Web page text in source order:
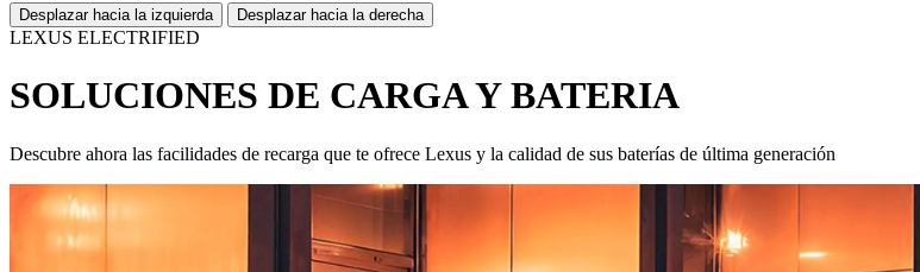
Desplazar hacia la izquierda Desplazar hacia la derecha
LEXUS ELECTRIFIED
SOLUCIONES DE CARGA Y BATERIA
Descubre ahora las facilidades de recarga que te ofrece Lexus y la calidad de sus baterías de última generación